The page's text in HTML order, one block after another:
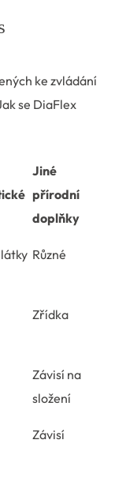
ke zvládání
se DiaFlex
Jiné
přírodní
doplňky
Různé
Zřídka
Závisí na
složení
Závisí